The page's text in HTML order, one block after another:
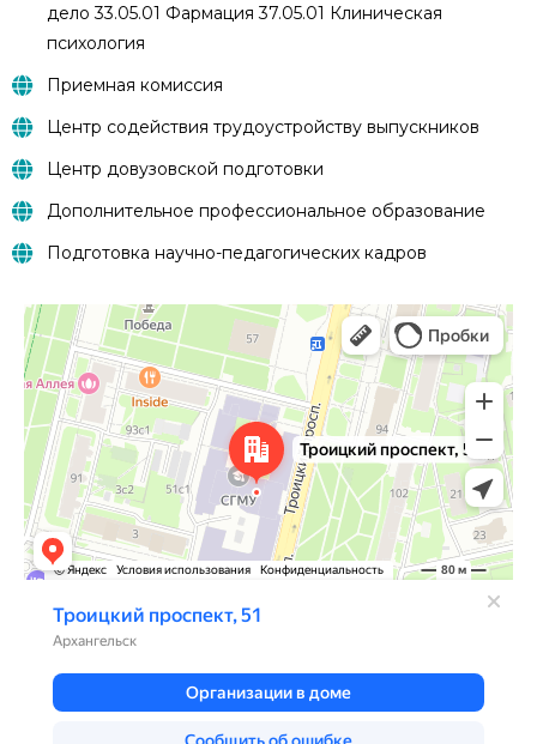
дело 33.05.01 Фармация 37.05.01 Клиническая
психология
Приемная комиссия
Центр содействия трудоустройству выпускников
Центр довузовской подготовки
Дополнительное профессиональное образование
Подготовка научно-педагогических кадров
Архангельск
Троицкий проспект, 51 — Яндекс.Карты